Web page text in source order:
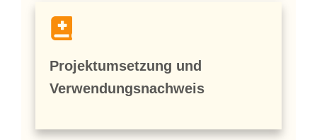
Projektumsetzung und
Verwendungsnachweis